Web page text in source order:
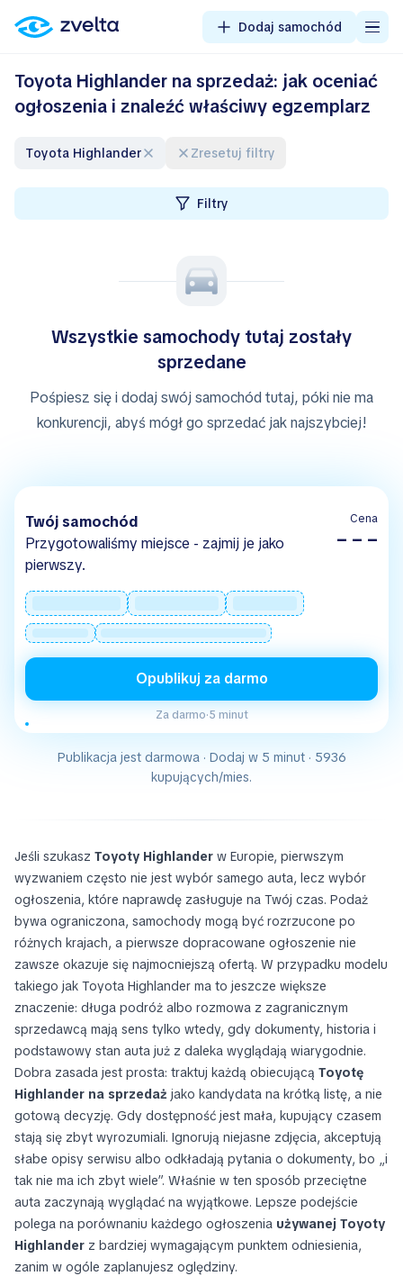
Dodaj samochód
Toyota Highlander na sprzedaż: jak oceniać
ogłoszenia i znaleźć właściwy egzemplarz
Toyota Highlander Zresetuj filtry
Filtry
Wszystkie samochody tutaj zostały
sprzedane
Pośpiesz się i dodaj swój samochód tutaj, póki nie ma
konkurencji, abyś mógł go sprzedać jak najszybciej!
Twój samochód
Przygotowaliśmy miejsce - zajmij je jako
pierwszy.
Cena
– – –
Opublikuj za darmo
Za darmo·5 minut
Publikacja jest darmowa · Dodaj w 5 minut · 5936
kupujących/mies.
Jeśli szukasz Toyoty Highlander w Europie, pierwszym
wyzwaniem często nie jest wybór samego auta, lecz wybór
ogłoszenia, które naprawdę zasługuje na Twój czas. Podaż
bywa ograniczona, samochody mogą być rozrzucone po
różnych krajach, a pierwsze dopracowane ogłoszenie nie
zawsze okazuje się najmocniejszą ofertą. W przypadku modelu
takiego jak Toyota Highlander ma to jeszcze większe
znaczenie: długa podróż albo rozmowa z zagranicznym
sprzedawcą mają sens tylko wtedy, gdy dokumenty, historia i
podstawowy stan auta już z daleka wyglądają wiarygodnie.
Dobra zasada jest prosta: traktuj każdą obiecującą Toyotę
Highlander na sprzedaż jako kandydata na krótką listę, a nie
gotową decyzję. Gdy dostępność jest mała, kupujący czasem
stają się zbyt wyrozumiali. Ignorują niejasne zdjęcia, akceptują
słabe opisy serwisu albo odkładają pytania o dokumenty, bo „i
tak nie ma ich zbyt wiele”. Właśnie w ten sposób przeciętne
auta zaczynają wyglądać na wyjątkowe. Lepsze podejście
polega na porównaniu każdego ogłoszenia używanej Toyoty
Highlander z bardziej wymagającym punktem odniesienia,
zanim w ogóle zaplanujesz oględziny.